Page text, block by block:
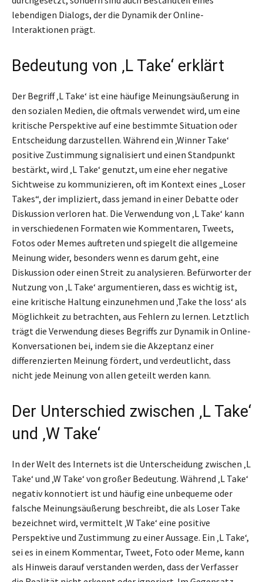
lebendigen Dialogs, der die Dynamik der Online-
Interaktionen prägt.
Bedeutung von ‚L Take‘ erklärt
Der Begriff ‚L Take‘ ist eine häufige Meinungsäußerung in
den sozialen Medien, die oftmals verwendet wird, um eine
kritische Perspektive auf eine bestimmte Situation oder
Entscheidung darzustellen. Während ein ‚Winner Take‘
positive Zustimmung signalisiert und einen Standpunkt
bestärkt, wird ‚L Take‘ genutzt, um eine eher negative
Sichtweise zu kommunizieren, oft im Kontext eines „Loser
Takes“, der impliziert, dass jemand in einer Debatte oder
Diskussion verloren hat. Die Verwendung von ‚L Take‘ kann
in verschiedenen Formaten wie Kommentaren, Tweets,
Fotos oder Memes auftreten und spiegelt die allgemeine
Meinung wider, besonders wenn es darum geht, eine
Diskussion oder einen Streit zu analysieren. Befürworter der
Nutzung von ‚L Take‘ argumentieren, dass es wichtig ist,
eine kritische Haltung einzunehmen und ‚Take the loss‘ als
Möglichkeit zu betrachten, aus Fehlern zu lernen. Letztlich
trägt die Verwendung dieses Begriffs zur Dynamik in Online-
Konversationen bei, indem sie die Akzeptanz einer
differenzierten Meinung fördert, und verdeutlicht, dass
nicht jede Meinung von allen geteilt werden kann.
Der Unterschied zwischen ‚L Take‘
und ‚W Take‘
In der Welt des Internets ist die Unterscheidung zwischen ‚L
Take‘ und ‚W Take‘ von großer Bedeutung. Während ‚L Take‘
negativ konnotiert ist und häufig eine unbequeme oder
falsche Meinungsäußerung beschreibt, die als Loser Take
bezeichnet wird, vermittelt ‚W Take‘ eine positive
Perspektive und Zustimmung zu einer Aussage. Ein ‚L Take‘,
sei es in einem Kommentar, Tweet, Foto oder Meme, kann
als Hinweis darauf verstanden werden, dass der Verfasser